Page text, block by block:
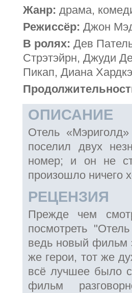
Жанр: драма,
Режиссёр: Джон
В ролях: Дев
Стрэтэйрн, Джуди
Пикап, Диана
ОПИСАНИЕ
Отель
поселил двух
номер; и он не
произошло ничего
РЕЦЕНЗИЯ
Прежде чем
посмотреть
ведь новый фильм
же герои, тот же
всё лучшее было
фильм